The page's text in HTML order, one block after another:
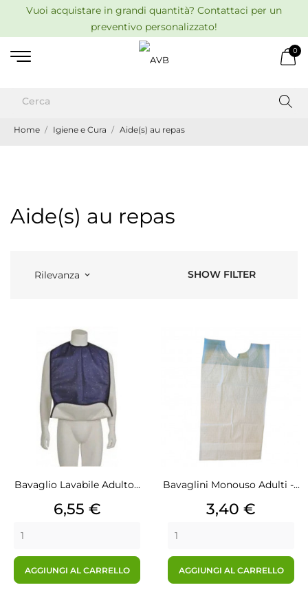
Vuoi acquistare in grandi quantità? Contattaci per un
preventivo personalizzato!
0
Home Igiene e Cura Aide(s) au repas
Aide(s) au repas
Rilevanza keyboard_arrow_down SHOW FILTER
Bavaglio Lavabile Adulto...
Prezzo
6,55 €
AGGIUNGI AL CARRELLO
Bavaglini Monouso Adulti -...
Prezzo
3,40 €
AGGIUNGI AL CARRELLO